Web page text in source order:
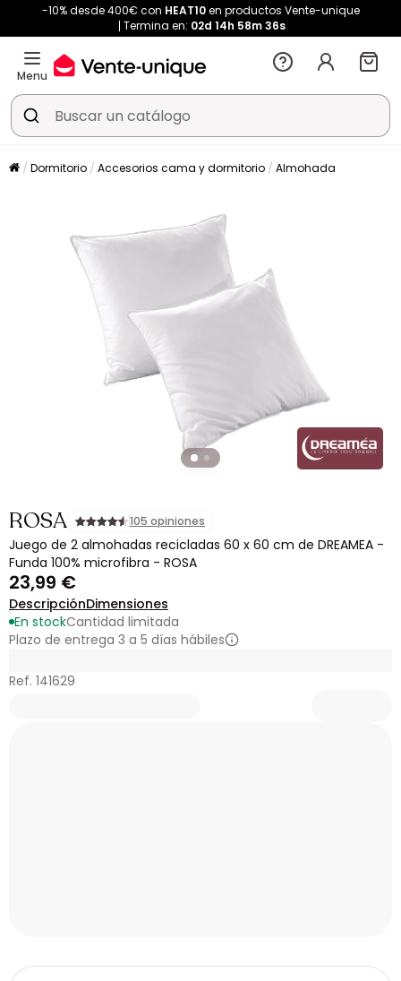
-10% desde 400€ con HEAT10en productos Vente-unique
Termina en: 02d 14h 58m35s
Menu
Dormitorio Accesorios cama y dormitorio Almohada
ROSA 105 opiniones
Juego de 2 almohadas recicladas 60 x 60 cm de DREAMEA -
Funda 100% microfibra - ROSA
23,99 €
DescripciónDimensiones
En stockCantidad limitada
Plazo de entrega 3 a 5 días hábiles
Ref. 141629